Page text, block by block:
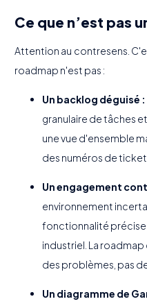
Ce que n’est pas
Attention au contresens.
roadmap n'est pas :
Un backlog déguisé :
granulaire de tâches
une vue d'ensemble
des numéros de
Un engagement
environnement
fonctionnalité précise
industriel. La
des problèmes, pas
Un diagramme de